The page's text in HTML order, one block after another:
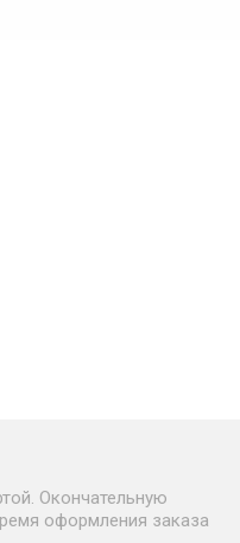
Окончательную
оформления заказа